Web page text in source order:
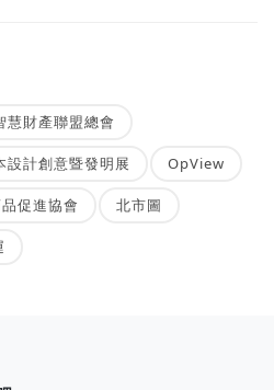
慧財產聯盟總會
設計創意暨發明展 OpView
促進協會 北市圖